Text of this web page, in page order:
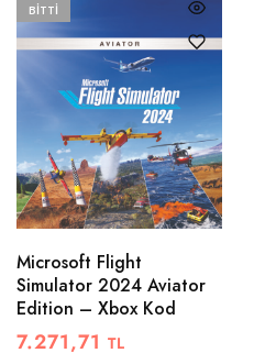
BITTI
Microsoft Flight
Simulator 2024 Aviator
Edition – Xbox Kod
7.271,71 TL